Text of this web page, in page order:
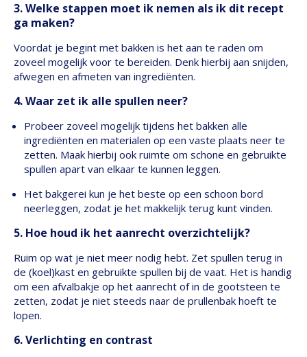
3. Welke stappen moet ik nemen als ik dit recept
ga maken?
Voordat je begint met bakken is het aan te raden om
zoveel mogelijk voor te bereiden. Denk hierbij aan snijden,
afwegen en afmeten van ingrediënten.
4. Waar zet ik alle spullen neer?
Probeer zoveel mogelijk tijdens het bakken alle
ingrediënten en materialen op een vaste plaats neer te
zetten. Maak hierbij ook ruimte om schone en gebruikte
spullen apart van elkaar te kunnen leggen.
Het bakgerei kun je het beste op een schoon bord
neerleggen, zodat je het makkelijk terug kunt vinden.
5. Hoe houd ik het aanrecht overzichtelijk?
Ruim op wat je niet meer nodig hebt. Zet spullen terug in
de (koel)kast en gebruikte spullen bij de vaat. Het is handig
om een afvalbakje op het aanrecht of in de gootsteen te
zetten, zodat je niet steeds naar de prullenbak hoeft te
lopen.
6. Verlichting en contrast